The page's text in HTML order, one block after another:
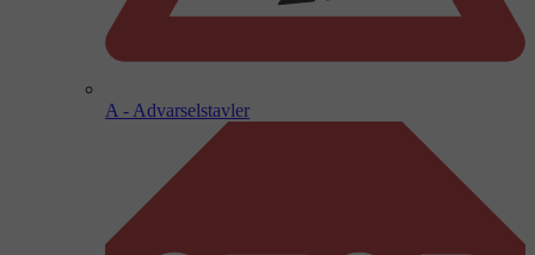
A - Advarselstavler